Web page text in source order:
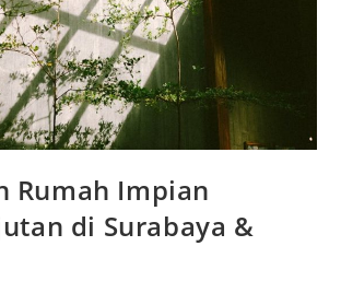
Rumah Impian
di Surabaya &